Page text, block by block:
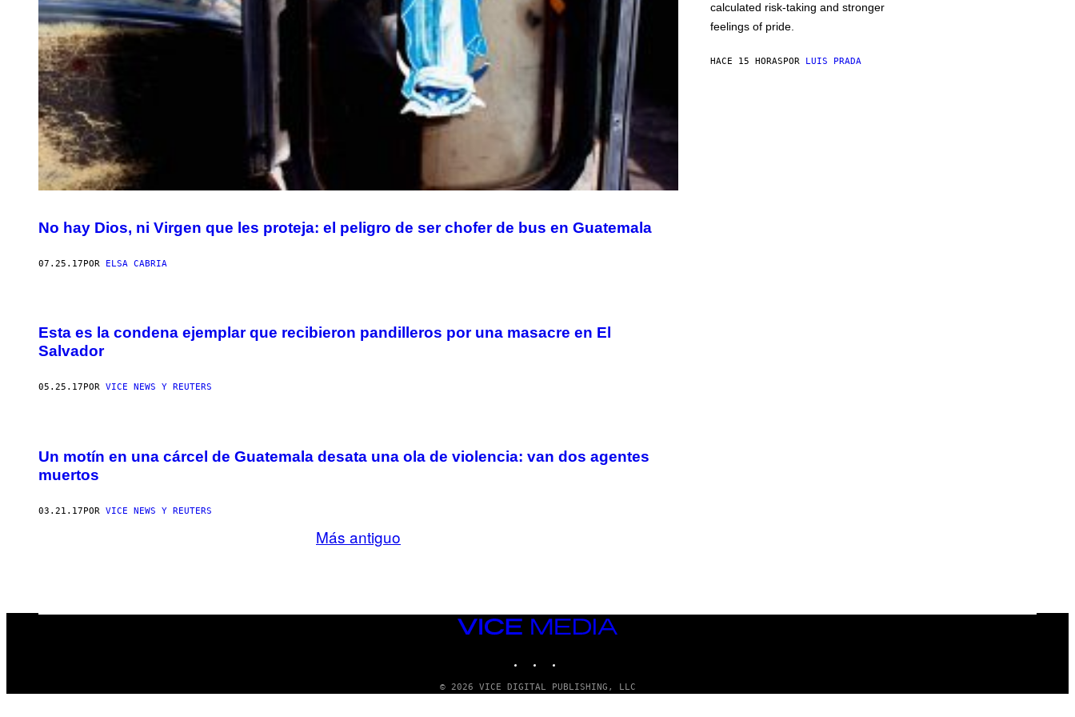
No hay Dios, ni Virgen que les proteja: el peligro de ser chofer de bus en Guatemala
07.25.17POR ELSA CABRIA
Esta es la condena ejemplar que recibieron pandilleros por una masacre en El
Salvador
05.25.17 POR VICE NEWS Y REUTERS
Un motín en una cárcel de Guatemala desata una ola de violencia: van dos agentes
muertos
03.21.17POR VICE NEWS Y REUTERS
Más antiguo
O
K
E
/
calculated risk-taking and stronger
feelings of pride.
HACE 15 HORASPOR LUIS PRADA
VICE
© 2026 VICE DIGITAL PUBLISHING, LLC